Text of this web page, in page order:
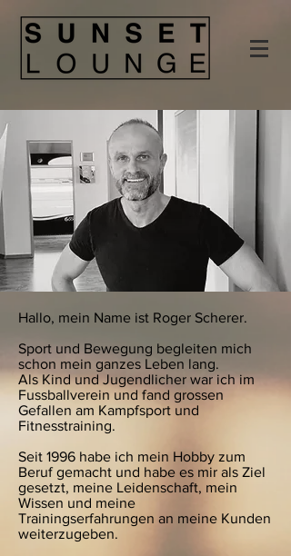
Hallo, mein Name ist Roger Scherer.
Sport und Bewegung begleiten mich
schon mein ganzes Leben lang.
Als Kind und Jugendlicher war ich im
Fussballverein und fand grossen
Gefallen am Kampfsport und
Fitnesstraining.
Seit 1996 habe ich mein Hobby zum
Beruf gemacht und habe es mir als Ziel
gesetzt, meine Leidenschaft, mein
Wissen und meine
Trainingserfahrungen an meine Kunden
weiterzugeben.